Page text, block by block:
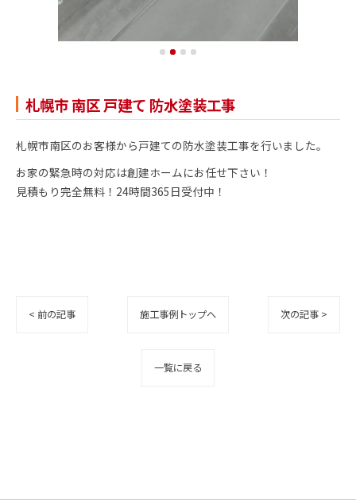
札幌市 南区 戸建て 防水塗装工事
札幌市南区のお客様から戸建ての防水塗装工事を行いました。
お家の緊急時の対応は創建ホームにお任せ下さい！
見積もり完全無料！24時間365日受付中！
< 前の記事 施工事例トップへ 次の記事 >
一覧に戻る